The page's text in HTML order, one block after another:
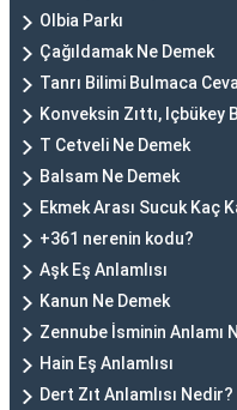
Olbia Parkı
Çağıldamak Ne Demek
Tanrı Bilimi Bulmaca
Konveksin Zıttı, Içbükey
T Cetveli Ne Demek
Balsam Ne Demek
Ekmek Arası Sucuk Kaç
+361 nerenin kodu?
Aşk Eş Anlamlısı
Kanun Ne Demek
Zennube İsminin Anlamı
Hain Eş Anlamlısı
Dert Zıt Anlamlısı Nedir?